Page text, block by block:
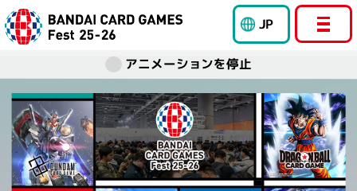
アニメーションを停止
JP